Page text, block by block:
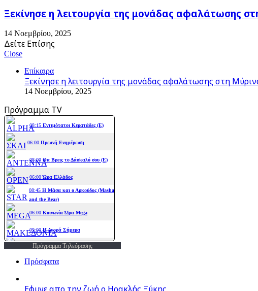
Ξεκίνησε η λειτουργία της μονάδας αφαλάτωσης
14 Νοεμβρίου, 2025
Δείτε Επίσης
Close
Επίκαιρα
Ξεκίνησε η λειτουργία της μονάδας αφαλάτωσης στη
14 Νοεμβρίου, 2025
Πρόγραμμα TV
Πρόγραμμα Τηλεόρασης
Πρόσφατα